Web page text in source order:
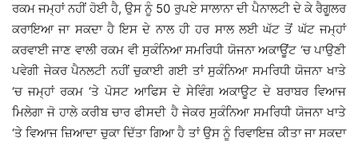
ਰਕਮ ਜਮ੍ਹਾਂ ਨਹੀਂ ਹੋਈ ਹੈ, ਉਸ ਨੂੰ 50 ਰੁਪਏ ਸਾਲਾਨਾ ਦੀ ਪੈਨਾਲਟੀ ਦੇ ਕੇ ਰੈਗੂਲਰ
ਕਰਾਇਆ ਜਾ ਸਕਦਾ ਹੈ ਇਸ ਦੇ ਨਾਲ ਹੀ ਹਰ ਸਾਲ ਲਈ ਘੱਟ ਤੋਂ ਘੱਟ ਜਮ੍ਹਾਂ
ਕਰਵਾਈ ਜਾਣ ਵਾਲੀ ਰਕਮ ਵੀ ਸੁਕੰਨਿਆ ਸਮਰਿਧੀ ਯੋਜਨਾ ਅਕਾਊਂਟ ‘ਚ ਪਾਉਣੀ
ਪਵੇਗੀ ਜੇਕਰ ਪੈਨਲਟੀ ਨਹੀਂ ਚੁਕਾਈ ਗਈ ਤਾਂ ਸੁਕੰਨਿਆ ਸਮਰਿਧੀ ਯੋਜਨਾ ਖਾਤੇ
‘ਚ ਜਮ੍ਹਾਂ ਰਕਮ ‘ਤੇ ਪੋਸਟ ਆਫਿਸ ਦੇ ਸੇਵਿੰਗ ਅਕਾਊਟ ਦੇ ਬਰਾਬਰ ਵਿਆਜ
ਮਿਲੇਗਾ ਜੋ ਹਾਲੇ ਕਰੀਬ ਚਾਰ ਫੀਸਦੀ ਹੈ ਜੇਕਰ ਸੁਕੰਨਿਆ ਸਮਰਿਧੀ ਯੋਜਨਾ ਖਾਤੇ
‘ਤੇ ਵਿਆਜ ਜ਼ਿਆਦਾ ਚੁਕਾ ਦਿੱਤਾ ਗਿਆ ਹੈ ਤਾਂ ਉਸ ਨੂੰ ਰਿਵਾਇਜ਼ ਕੀਤਾ ਜਾ ਸਕਦਾ